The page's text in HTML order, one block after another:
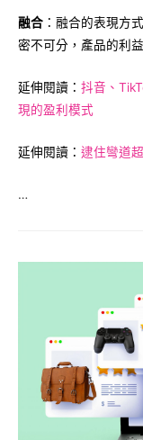
融合 ：融合的表現方
密不可分，產品的利
延伸閱讀 ： 抖音、
現的盈利模式
延伸閱讀： 逮住彎道
…